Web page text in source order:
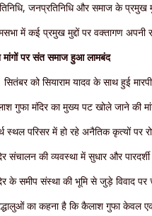
जनप्रतिनिधि और समाज के प्रमुख
में कई प्रमुख मुद्दों पर वक्तागण अपनी
मांगों पर संत समाज हुआ लामबंद
को सियाराम यादव के साथ हुई
गुफा मंदिर का मुख्य पट खोले जाने की
स्थल परिसर में हो रहे अनैतिक कृत्यों पर
संचालन की व्यवस्था में सुधार और
के समीप संस्था की भूमि से जुड़े विवाद पर
का कहना है कि कैलाश गुफा केवल